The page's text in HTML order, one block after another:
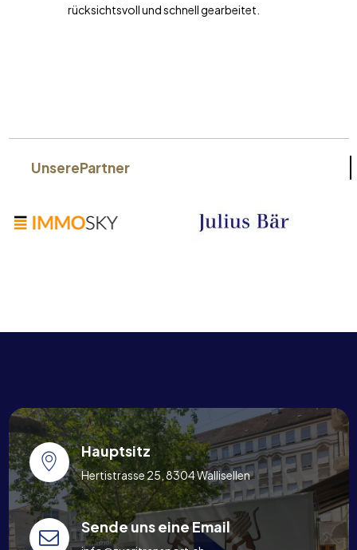
rücksichtsvoll und schnell gearbeitet.
UnserePartner
Hauptsitz
Hertistrasse 25, 8304 Wallisellen
Sende uns eine Email